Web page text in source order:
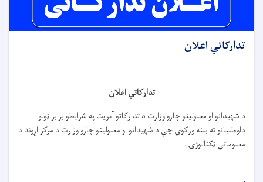
تدارکاتي اعلان
تدارکاتي اعلان
د شهیدانو او معلولینو چارو وزارت د تدارکاتو آمریت په شرایطو برابر ټولو
داوطلبانو ته بلنه ورکوي چې د شهیدانو او معلولینو چارو وزارت د مرکز اړوند د
معلوماتي ټکنالوژۍ . . .